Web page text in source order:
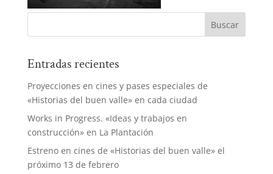
Entradas recientes
Proyecciones en cines y pases especiales de
«Historias del buen valle» en cada ciudad
Works in Progress. «Ideas y trabajos en
construcción» en La Plantación
Estreno en cines de «Historias del buen valle» el
próximo 13 de febrero